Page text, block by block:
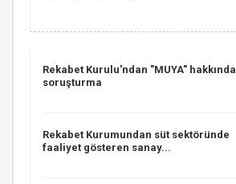
Rekabet Kurulu'ndan "MUYA" hakkında
soruşturma
Rekabet Kurumundan süt sektöründe
faaliyet gösteren sanay...